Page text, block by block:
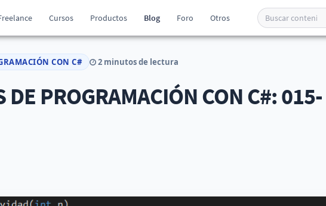
Cursos Productos Blog Foro Otros
CON C# 2 minutos de lectura
DE PROGRAMACIÓN CON C#: 015-